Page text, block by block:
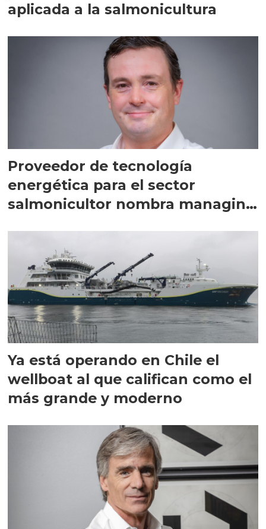
aplicada a la salmonicultura
Proveedor de tecnología
energética para el sector
salmonicultor nombra managing
Ya está operando en Chile el
wellboat al que califican como el
más grande y moderno